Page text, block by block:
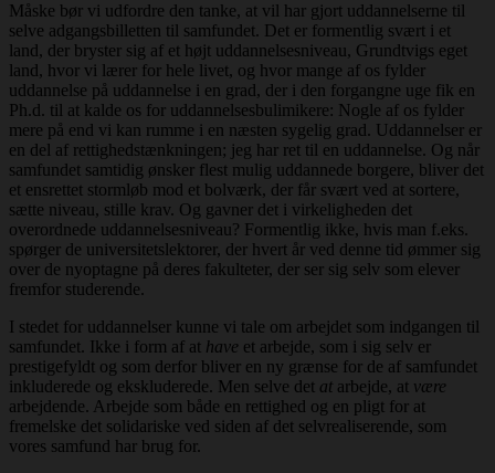
Måske bør vi udfordre den tanke, at vil har gjort uddannelserne til
selve adgangsbilletten til samfundet. Det er formentlig svært i et
land, der bryster sig af et højt uddannelsesniveau, Grundtvigs eget
land, hvor vi lærer for hele livet, og hvor mange af os fylder
uddannelse på uddannelse i en grad, der i den forgangne uge fik en
Ph.d. til at kalde os for uddannelsesbulimikere: Nogle af os fylder
mere på end vi kan rumme i en næsten sygelig grad. Uddannelser er
en del af rettighedstænkningen; jeg har ret til en uddannelse. Og når
samfundet samtidig ønsker flest mulig uddannede borgere, bliver det
et ensrettet stormløb mod et bolværk, der får svært ved at sortere,
sætte niveau, stille krav. Og gavner det i virkeligheden det
overordnede uddannelsesniveau? Formentlig ikke, hvis man f.eks.
spørger de universitetslektorer, der hvert år ved denne tid ømmer sig
over de nyoptagne på deres fakulteter, der ser sig selv som elever
fremfor studerende.
I stedet for uddannelser kunne vi tale om arbejdet som indgangen til
samfundet. Ikke i form af at have et arbejde, som i sig selv er
prestigefyldt og som derfor bliver en ny grænse for de af samfundet
inkluderede og ekskluderede. Men selve det at arbejde, at være
arbejdende. Arbejde som både en rettighed og en pligt for at
fremelske det solidariske ved siden af det selvrealiserende, som
vores samfund har brug for.